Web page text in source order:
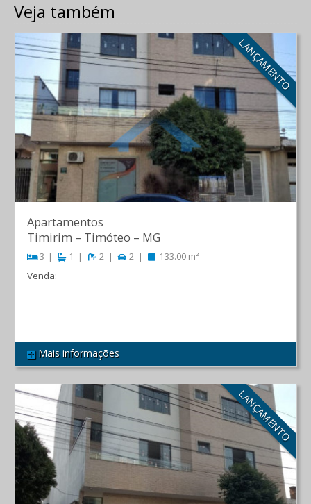
Veja também
LANÇAMENTO
REF 366
Apartamentos
Timirim – Timóteo – MG
3 1 2 2 133.00 m²
Venda:
Mais informações
LANÇAMENTO